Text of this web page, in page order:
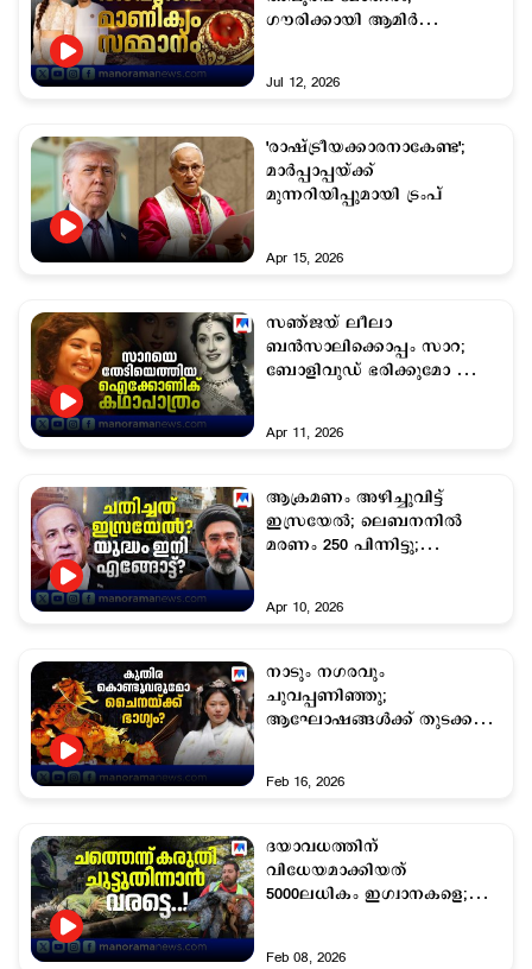
ഗൗരിക്കായി ആമിര്‍
Jul 12, 2026
'രാഷ്ട്രീയക്കാരനാകേണ്ട';
മാര്‍പ്പാപ്പയ്ക്ക്
മുന്നറിയിപ്പുമായി ട്രംപ്
Apr 15, 2026
സഞ്ജയ് ലീലാ
ബന്‍സാലിക്കൊപ്പം സാറ;
ബോളിവുഡ് ഭരിക്കുമോ ഈ
Apr 11, 2026
ആക്രമണം അഴിച്ചുവിട്ട്
ഇസ്രയേല്‍; ലെബനനില്‍
മരണം 250 പിന്നിട്ടു;
Apr 10, 2026
നാടും നഗരവും
ചുവപ്പണിഞ്ഞു;
ആഘോഷങ്ങള്‍ക്ക് തുടക്കമിട്ട്
Feb 16, 2026
ദയാവധത്തിന്
വിധേയമാക്കിയത്
5000ലധികം ഇഗ്വാനകളെ;
Feb 08, 2026